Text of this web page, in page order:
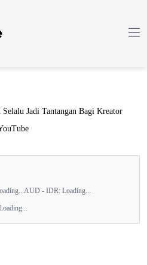
Jadi Tantangan Bagi Kreator
AUD - IDR: Loading...